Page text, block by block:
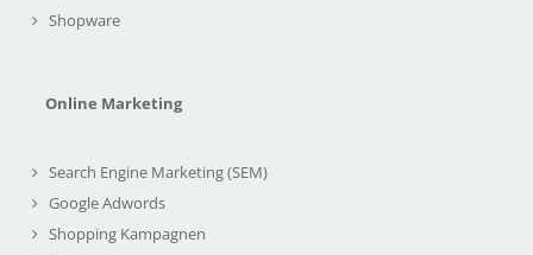
Shopware
Online Marketing
Search Engine Marketing (SEM)
Google Adwords
Shopping Kampagnen